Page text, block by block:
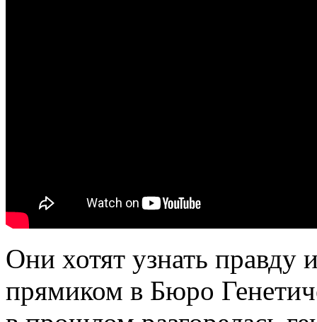
Они хотят узнать правду
прямиком в Бюро